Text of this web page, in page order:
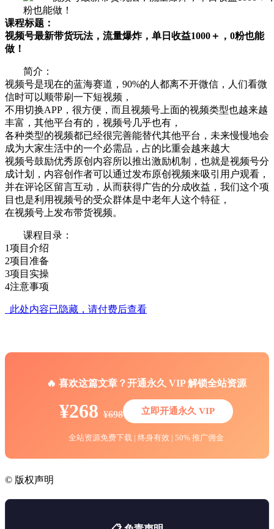
课程标题：
视频号最新带货玩法，流量爆炸，单日收益1000＋，0粉也能
做！
简介：
视频号是现在的蓝海赛道，90%的人都离不开微信，人们看微
信时可以顺带刷一下短视频，
不用切换APP，很方便，而且视频号上面的视频类型也越来越
丰富，其他平台有的，视频号几乎也有，
各种类型的视频都已经很完善能替代其他平台，未来慢慢地会
成为大家生活中的一个必需品，占的比重会越来越大
视频号鼓励优秀原创内容所以推出激励机制，也就是视频号分
成计划，内容创作者可以通过发布原创视频来吸引用户观看，
并在评论区留言互动，从而获得广告的分成收益，我们这个项
目也是利用视频号的受众群体是中老年人这个特征，
在视频号上发布带货视频。
课程目录：
1项目介绍
2项目准备
3项目实操
4注意事项
此处内容已隐藏，请付费后查看
🔥 喜欢这篇文章？开通永久 VIP 解锁全站资源
¥268 ¥698 立即开通永久 VIP
全站资源免费下载 | 终身有效 | 50% 推广佣金
© 版权声明